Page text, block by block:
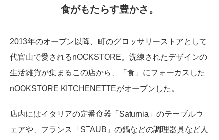
食がもたらす豊かさ。
2013年のオープン以降、町のグロッサリーストアとして
代官山で愛されるnOOKSTORE。洗練されたデザインの
生活雑貨が集まるこの店から、「食」にフォーカスした
nOOKSTORE KITCHENETTEがオープンした。
店内にはイタリアの定番食器「Saturnia」のテーブルウ
ェアや、フランス「STAUB」の鍋などの調理器具など人